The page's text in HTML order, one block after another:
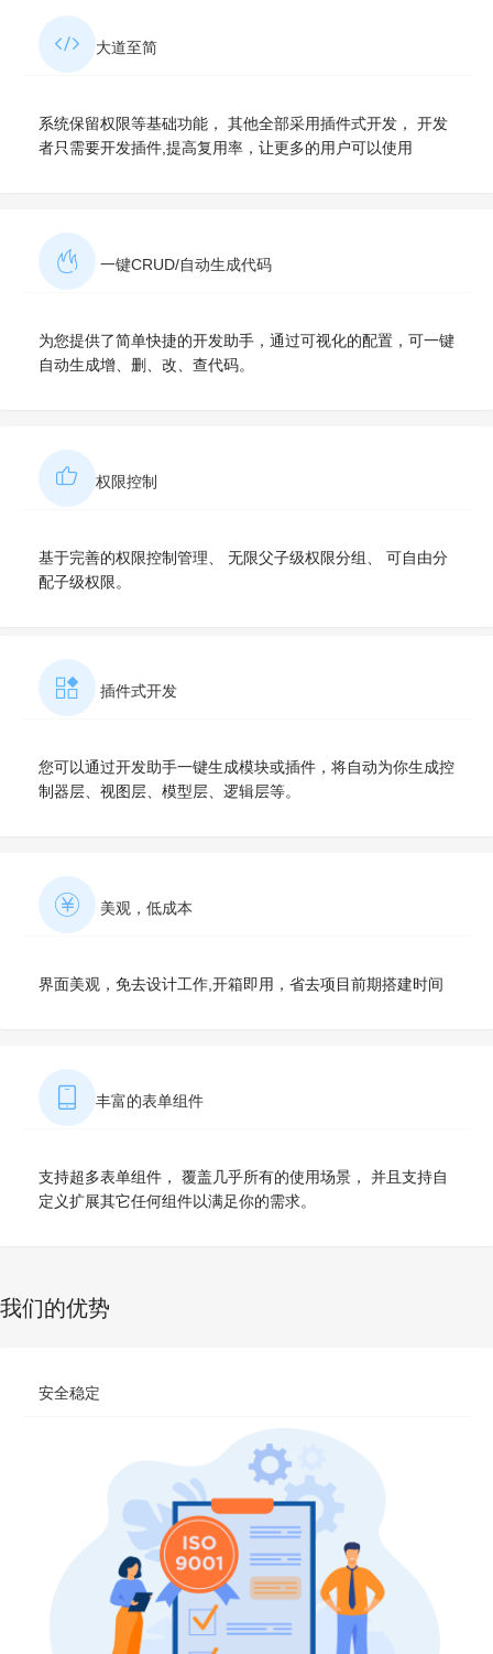
大道至简
系统保留权限等基础功能， 其他全部采用插件式开发， 开发
者只需要开发插件,提高复用率，让更多的用户可以使用
一键CRUD/自动生成代码
为您提供了简单快捷的开发助手，通过可视化的配置，可一键
自动生成增、删、改、查代码。
权限控制
基于完善的权限控制管理、 无限父子级权限分组、 可自由分
配子级权限。
插件式开发
您可以通过开发助手一键生成模块或插件，将自动为你生成控
制器层、视图层、模型层、逻辑层等。
美观，低成本
界面美观，免去设计工作,开箱即用，省去项目前期搭建时间
丰富的表单组件
支持超多表单组件， 覆盖几乎所有的使用场景， 并且支持自
定义扩展其它任何组件以满足你的需求。
我们的优势
安全稳定